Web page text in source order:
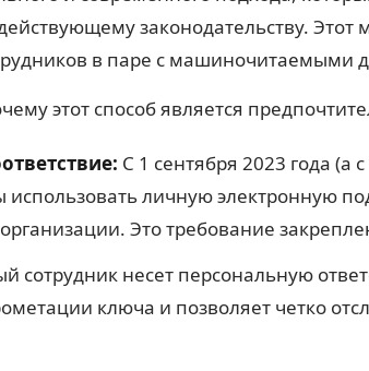
законодательству.
в паре с машиночитаемыми
этот способ является
С 1 сентября 2023 года (а
использовать личную электронную
Это требование
сотрудник несет персональную
ключа и позволяет четко